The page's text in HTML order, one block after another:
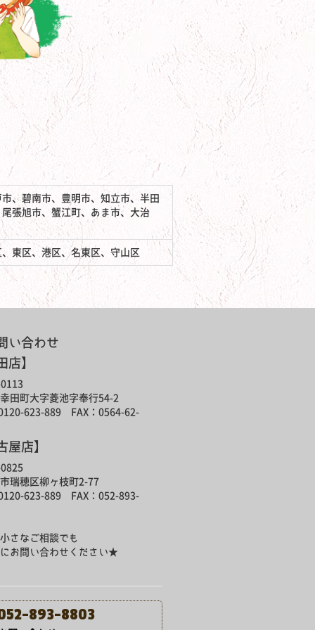
、碧南市、豊明市、知立市、半田
張旭市、蟹江町、あま市、大治
東区、港区、名東区、守山区
い合わせ
店】
田町大字菱池字奉行54-2
623-889 FAX：0564-62-
屋店】
瑞穂区柳ヶ枝町2-77
623-889 FAX：052-893-
さなご相談でも
お問い合わせください★
893-8803